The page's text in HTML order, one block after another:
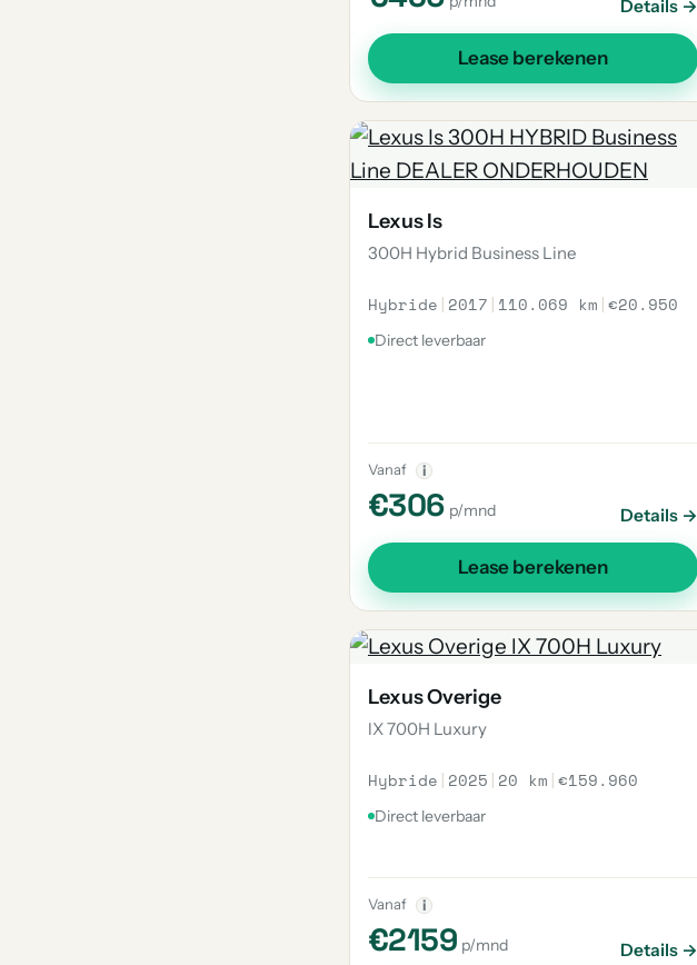
Details →
Lease berekenen
Lexus Is
300H Hybrid Business Line
Hybride | 2017 | 110.069 km |€20.950
Direct leverbaar
Vanaf i
€306 p/mnd Details →
Lease berekenen
Lexus Overige
lX 700H Luxury
Hybride | 2025 | 20 km |€159.960
Direct leverbaar
Vanaf i
€2159 p/mnd Details →